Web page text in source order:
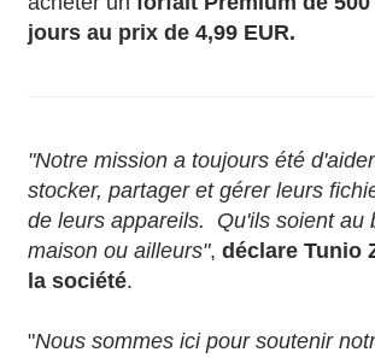
jours au prix de 4,99 EUR.
"Notre mission a toujours été
stocker, partager et gérer leurs
de leurs appareils. Qu'ils soient au
maison ou ailleurs",déclare Tunio
la société.
"Nous sommes ici pour soutenir